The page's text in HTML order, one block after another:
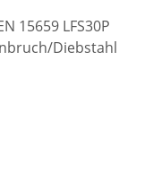
15659 LFS30P
Diebstahl